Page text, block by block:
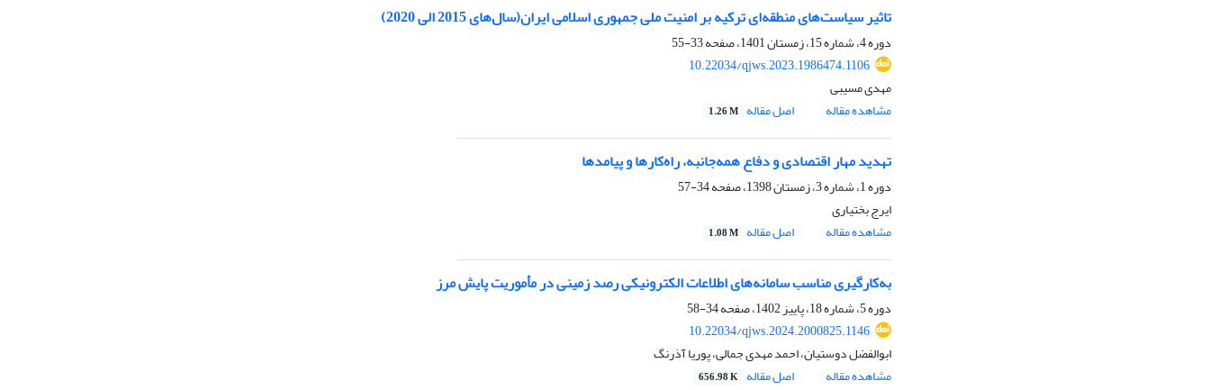
تاثیر سیاست‌های منطقه‌ای ترکیه بر امنیت ملی جمهوری اسلامی ایران(سال‌های 2015 الی 2020)
دوره 4، شماره 15، زمستان 1401، صفحه
33-55
10.22034/qjws.2023.1986474.1106
مهدی مسیبی
مشاهده مقاله
اصل مقاله 1.26 M
تهدید مهار اقتصادی و دفاع همه‌جانبه، راه‌کارها و پیامدها
دوره 1، شماره 3، زمستان 1398، صفحه
34-57
ایرج بختیاری
مشاهده مقاله
اصل مقاله 1.08 M
به‌کارگیری مناسب سامانه‌های اطلاعات الکترونیکی رصد زمینی در مأموریت پایش مرز
دوره 5، شماره 18، پاییز 1402، صفحه
34-58
10.22034/qjws.2024.2000825.1146
ابوالفضل دوستیان، احمد مهدی جمالی، پوریا آذرنگ
مشاهده مقاله
اصل مقاله 656.98 K